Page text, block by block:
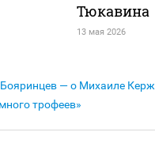
Тюкавина
13 мая 2026
Бояринцев — о Михаиле
трофеев»